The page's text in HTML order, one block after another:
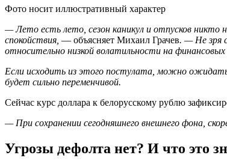
Фото носит иллюстративный характер
— Лето есть лето, сезон каникул и отпусков
спокойствия, — объясняет Михаил Грачев. — Не зря
относительно низкой волатильности на
Если исходить из этого постулата, можно
будет сильно переменчивой.
Сейчас курс доллара к белорусскому рублю
— При сохранении сегодняшнего внешнего фона,
Угрозы дефолта нет? И что это